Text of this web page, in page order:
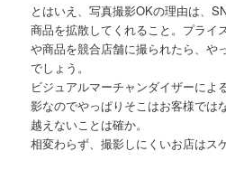
とはいえ、写真撮影OKの理由は、
商品を拡散してくれること。プライ
や商品を競合店舗に撮られたら、や
でしょう。
ビジュアルマーチャンダイザーによ
影なのでやっぱりそこはお客様では
越えないことは確か。
相変わらず、撮影しにくいお店はス